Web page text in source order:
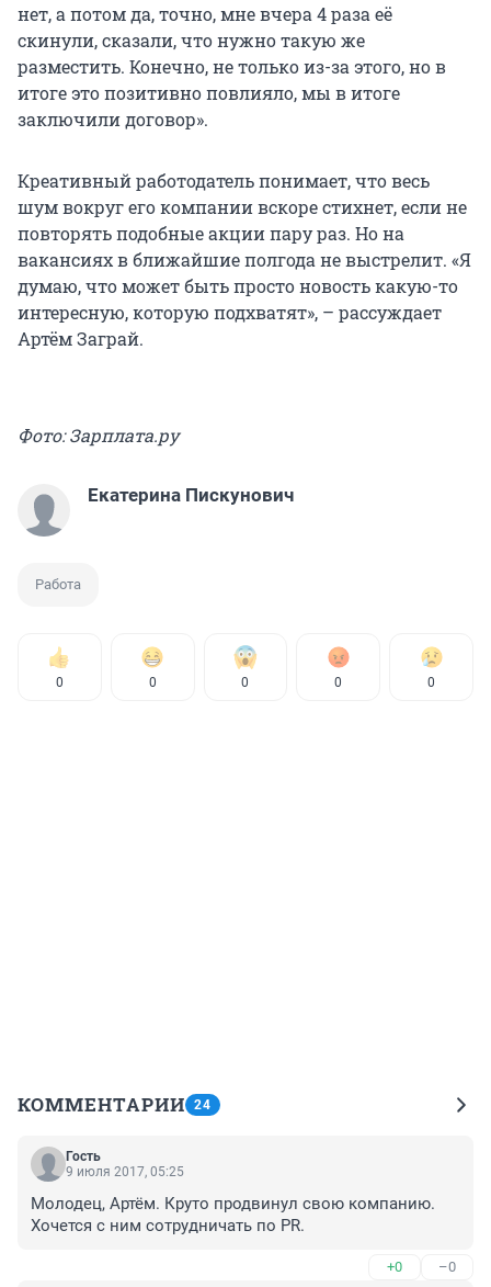
нет, а потом да, точно, мне вчера 4 раза её
скинули, сказали, что нужно такую же
разместить. Конечно, не только из-за этого, но в
итоге это позитивно повлияло, мы в итоге
заключили договор».
Креативный работодатель понимает, что весь
шум вокруг его компании вскоре стихнет, если не
повторять подобные акции пару раз. Но на
вакансиях в ближайшие полгода не выстрелит. «Я
думаю, что может быть просто новость какую-то
интересную, которую подхватят», – рассуждает
Артём Заграй.
Фото: Зарплата.ру
Екатерина Пискунович
Работа
0 0 0 0 0
КОММЕНТАРИИ 24
Гость
9 июля 2017, 05:25
Молодец, Артём. Круто продвинул свою компанию.
Хочется с ним сотрудничать по PR.
+0 –0